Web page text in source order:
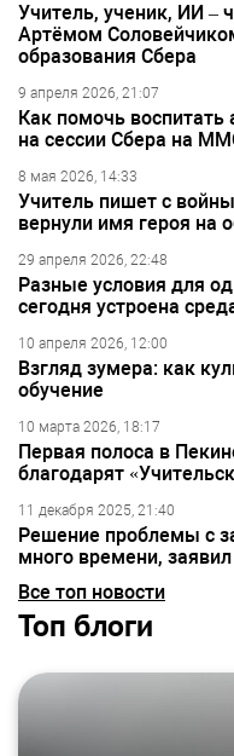
Учитель, ученик, ИИ –
Артёмом
образования Сбера
9 апреля 2026, 21:07
Как помочь воспитать
на сессии Сбера на
8 мая 2026, 14:33
Учитель пишет с
вернули имя героя на
29 апреля 2026, 22:48
Разные условия для
сегодня устроена
10 апреля 2026, 12:00
Взгляд зумера: как
обучение
10 марта 2026, 18:17
Первая полоса в
благодарят
11 декабря 2025, 21:40
Решение проблемы с
много времени,
Все топ новости
Топ блоги